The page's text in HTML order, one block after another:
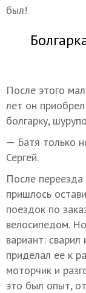
был!
После этого
лет он
болгарку,
— Батя только
Сергей.
После
пришлось
поездок по
велосипедом.
вариант:
приделал ее к
моторчик и
это был опыт,